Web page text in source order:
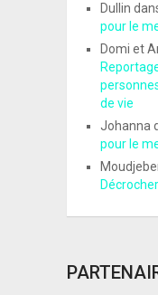
Dullin
pour le
Domi et
de vie
Johanna
pour le